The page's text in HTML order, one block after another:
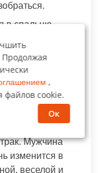
в спальню,
Муж
сомкнула
мысли,
Мужчина
изменится в
веселой и
Продолжая
,
файлов cookie.
Ок